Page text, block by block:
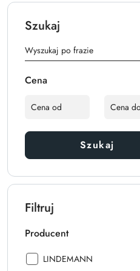
Szukaj
Cena
Szukaj
Filtruj
Producent
Producent:
LINDEMANN